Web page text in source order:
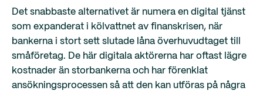
Det snabbaste alternativet är numera en digital tjänst
som expanderat i kölvattnet av finanskrisen, när
bankerna i stort sett slutade låna överhuvudtaget till
småföretag. De här digitala aktörerna har oftast lägre
kostnader än storbankerna och har förenklat
ansökningsprocessen så att den kan utföras på några